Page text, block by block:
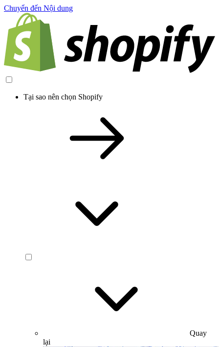
Chuyển đến Nội dung
Tại sao nên chọn Shopify
Quay
lại